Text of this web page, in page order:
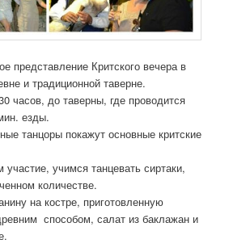
представление Критского вечера в
и традиционной таверне.
часов, до таверны, где проводится
езды.
танцоры покажут основные критские
учимся танцевать сиртаки,
количестве.
на костре, приготовленную
способом, салат из баклажан и